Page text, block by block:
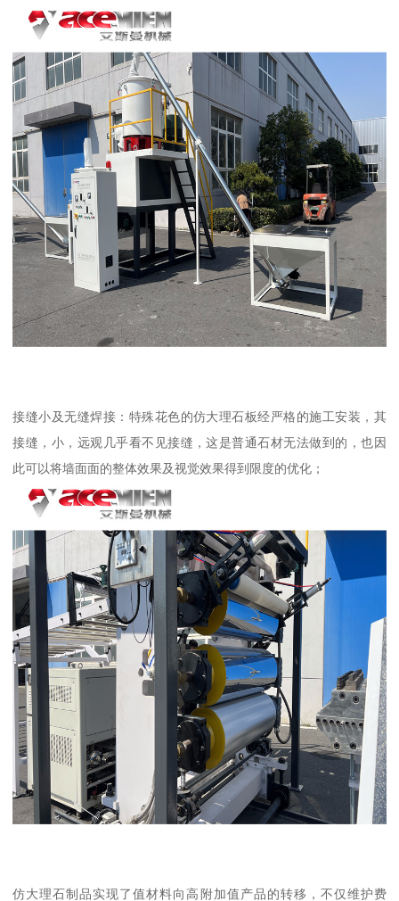
接缝小及无缝焊接：特殊花色的仿大理石板经严格的施工安装，其
接缝，小，远观几乎看不见接缝，这是普通石材无法做到的，也因
此可以将墙面面的整体效果及视觉效果得到限度的优化；
仿大理石制品实现了值材料向高附加值产品的转移，不仅维护费